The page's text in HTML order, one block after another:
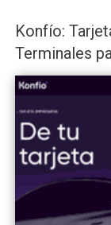
Konfío:
Terminales